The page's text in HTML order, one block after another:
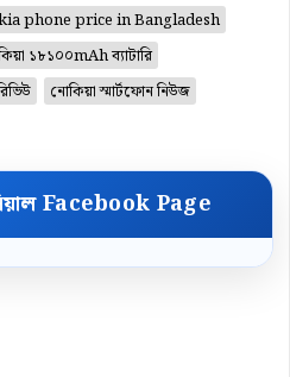
phone price in Bangladesh
১৮১০০mAh ব্যাটারি
নোকিয়া স্মার্টফোন নিউজ
Facebook Page